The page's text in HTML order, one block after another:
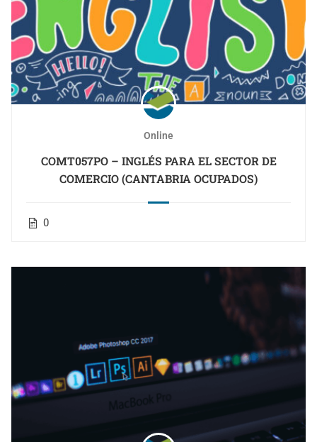
Online
COMT057PO – INGLÉS PARA EL SECTOR DE
COMERCIO (CANTABRIA OCUPADOS)
0